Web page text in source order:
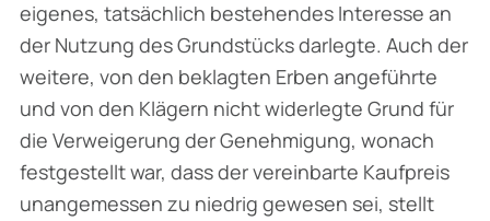
eigenes, tatsächlich bestehendes Interesse an
der Nutzung des Grundstücks darlegte. Auch der
weitere, von den beklagten Erben angeführte
und von den Klägern nicht widerlegte Grund für
die Verweigerung der Genehmigung, wonach
festgestellt war, dass der vereinbarte Kaufpreis
unangemessen zu niedrig gewesen sei, stellt